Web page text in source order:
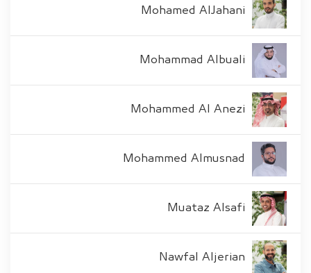
Mohamed AlJahani
Mohammad Albuali
Mohammed Al Anezi
Mohammed Almusnad
Muataz Alsafi
Nawfal Aljerian